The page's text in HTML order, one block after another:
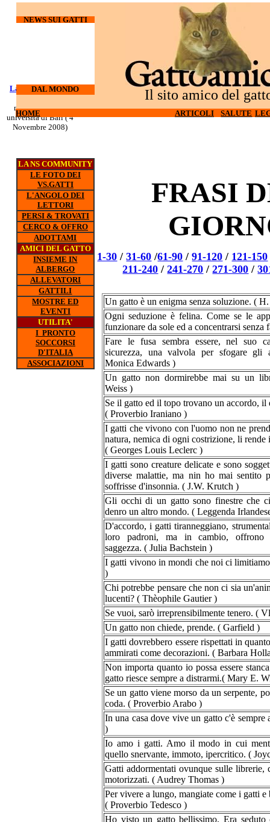
FRASI
Un gatto è un enigma senza soluzione. (
Ogni seduzione è felina. Come se le
funzionare da sole ed a concentrarsi
Fare le fusa sembra essere, nel suo
sicurezza, una valvola per sfogare
Monica Edwards )
Un gatto non dormirebbe mai su un
Weiss )
Se il gatto ed il topo trovano un accordo, il
( Proverbio Iraniano )
I gatti che vivono con l'uomo non ne
natura, nemica di ogni costrizione, li rende
( Georges Louis Leclerc )
I gatti sono creature delicate e sono
diverse malattie, ma nin ho mai sentito
soffrisse d'insonnia. ( J.W. Krutch )
Gli occhi di un gatto sono finestre che
denro un altro mondo. ( Leggenda
D'accordo, i gatti tiranneggiano,
loro padroni, ma in cambio, offrono
saggezza. ( Julia Bachstein )
I gatti vivono in mondi che noi ci
)
Chi potrebbe pensare che non ci sia
lucenti? ( Thèophile Gautier )
Se vuoi, sarò irreprensibilmente tenero. (
Un gatto non chiede, prende. ( Garfield )
I gatti dovrebbero essere rispettati in
ammirati come decorazioni. ( Barbara
Non importa quanto io possa essere
gatto riesce sempre a distrarmi.( Mary E.
Se un gatto viene morso da un serpente,
coda. ( Proverbio Arabo )
In una casa dove vive un gatto c'è
)
Io amo i gatti. Amo il modo in cui
quello snervante, immoto, ipercritico. (
Gatti addormentati ovunque sulle librerie,
motorizzati. ( Audrey Thomas )
Per vivere a lungo, mangiate come i gatti e
( Proverbio Tedesco )
Ho visto un gatto bellissimo. Era seduto
HOME ARTICOLI SALUTE
Il sito amico del
DAL MONDO
NEWS SUI GATTI
HOME ARTICOLI SALUTE
LA NS COMMUNITY
LE FOTO DEI
VS.GATTI
L'ANGOLO DEI
LETTORI
PERSI & TROVATI
CERCO & OFFRO
ADOTTAMI
AMICI DEL GATTO
INSIEME IN
ALBERGO
ALLEVATORI
GATTILI
MOSTRE ED
EVENTI
UTILITA'
I PRONTO
SOCCORSI
D'ITALIA
ASSOCIAZIONI
1-30 / 31-60 /61-90 /91-120 / 121-150
211-240 /241-270 /271-300 /
I gatti
Ottobre 2008)
Laureati su cani e
nuovo corso all'
universita di Bari ( 4
Novembre 2008)